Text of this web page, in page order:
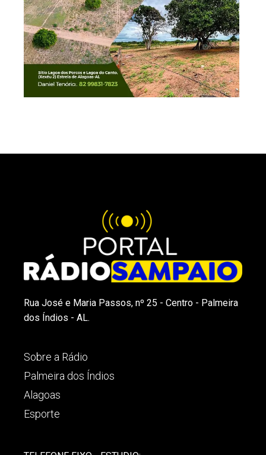
Rua José e Maria Passos, nº 25 - Centro - Palmeira
dos Índios - AL.
Sobre a Rádio
Palmeira dos Índios
Alagoas
Esporte